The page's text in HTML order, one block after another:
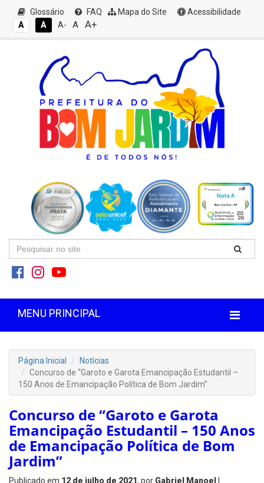
Glossário FAQ Mapa do Site
Acessibilidade
A
A A- A A+
MENU PRINCIPAL
Página Inicial
Notícias
Concurso de “Garoto e Garota Emancipação Estudantil –
150 Anos de Emancipação Política de Bom Jardim”
Concurso de “Garoto e Garota
Emancipação Estudantil – 150 Anos
de Emancipação Política de Bom
Jardim”
Publicado em 12 de julho de 2021, por Gabriel Manoel